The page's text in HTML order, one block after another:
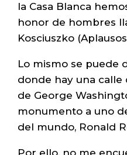
la Casa Blanca
honor de hombres
Kosciuszko
Lo mismo se puede
donde hay una
de George
monumento a uno
del mundo, Ronald